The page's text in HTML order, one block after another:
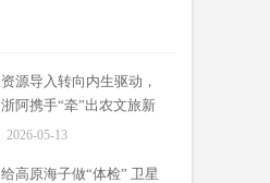
资源导入转向内生驱动，
浙阿携手“牵”出农文旅新
场景
2026-05-13
给高原海子做“体检” 卫星